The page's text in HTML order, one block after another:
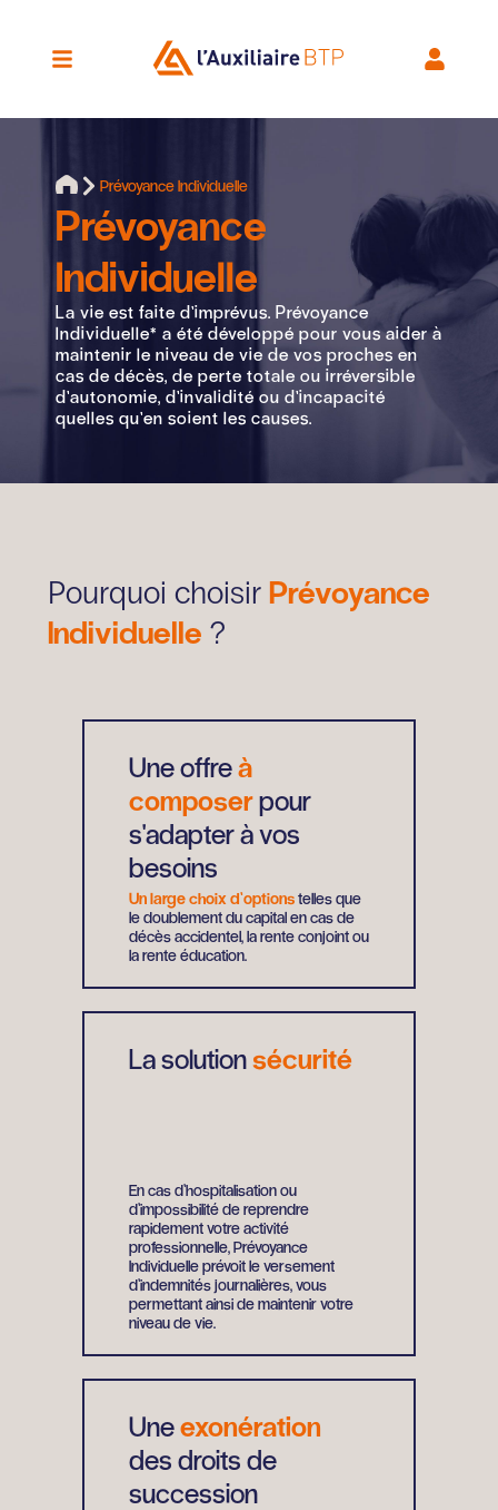
Prévoyance Individuelle
Prévoyance
Individuelle
La vie est faite d’imprévus. Prévoyance
Individuelle* a été développé pour vous aider à
maintenir le niveau de vie de vos proches en
cas de décès, de perte totale ou irréversible
d’autonomie, d’invalidité ou d’incapacité
quelles qu’en soient les causes.
Pourquoi choisir Prévoyance
Individuelle ?
Une offreà
composerpour
s'adapter à vos
besoins
Un large choix d’optionstelles que
le doublement du capital en cas de
décès accidentel, la rente conjoint ou
la rente éducation.
La solutionsécurité
En cas d’hospitalisation ou
d’impossibilité de reprendre
rapidement votre activité
professionnelle, Prévoyance
Individuelle prévoit le versement
d’indemnités journalières, vous
permettant ainsi de maintenir votre
niveau de vie.
Uneexonération
des droits de
succession